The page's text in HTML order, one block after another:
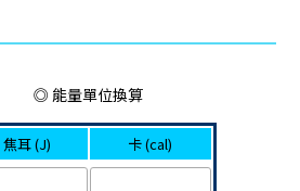
◎ 能量單位換算
焦耳 (J) 卡 (cal)